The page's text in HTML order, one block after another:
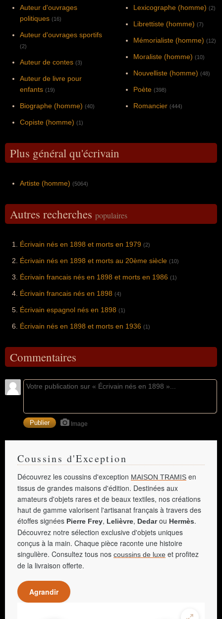
Auteur d'ouvrages
politiques (16)
Auteur d'ouvrages sportifs
(2)
Auteur de contes (3)
Auteur de livre pour
enfants (19)
Biographe (homme) (40)
Copiste (homme) (1)
Lexicographe (homme) (2)
Librettiste (homme) (7)
Mémorialiste (homme) (12)
Moraliste (homme) (10)
Nouvelliste (homme) (48)
Poète (398)
Romancier (444)
Plus général qu'écrivain
Artiste (homme) (5064)
Autres recherches populaires
Écrivain nés en 1898 et morts en 1979 (2)
Écrivain nés en 1898 et morts au 20ème siècle (10)
Écrivain francais nés en 1898 et morts en 1986 (1)
Écrivain francais nés en 1898 (4)
Écrivain espagnol nés en 1898 (1)
Écrivain nés en 1898 et morts en 1936 (1)
Commentaires
Image
Coussins d'Exception
Découvrez les coussins d'exception MAISON TRAMIS en
tissus de grandes maisons d'édition. Destinées aux
amateurs d'objets rares et de beaux textiles, nos créations
haut de gamme valorisent l'artisanat français à travers des
étoffes signées Pierre Frey, Lelièvre, Dedarou Hermès.
Découvrez notre sélection exclusive d'objets uniques
conçus à la main. Chaque pièce raconte une histoire
singulière. Consultez tous nos coussins de luxe et profitez
de la livraison offerte.
Agrandir